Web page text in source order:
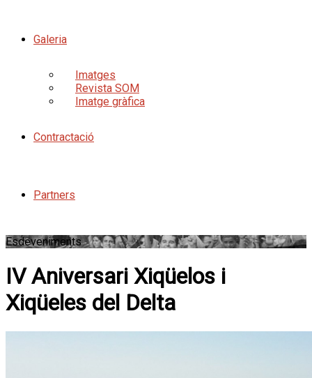
Galeria
Imatges
Revista SOM
Imatge gràfica
Contractació
Partners
Esdeveniments
IV Aniversari Xiqüelos i
Xiqüeles del Delta